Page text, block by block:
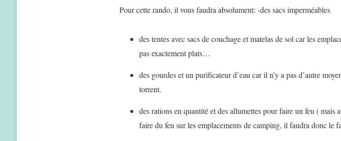
Pour cette rando, il vous faudra absolument: -des sacs imperméables
des tentes avec sacs de couchage et matelas de sol car les
pas exactement plats…
des gourdes et un purificateur d’eau car il n’y a pas d’autre
torrent.
des rations en quantité et des allumettes pour faire un feu ( mais
faire du feu sur les emplacements de camping, il faudra donc le